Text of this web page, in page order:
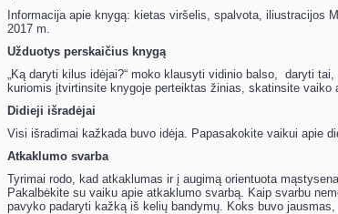
Informacija apie knygą: kietas viršelis, spalvota, iliustracijos
2017 m.
Užduotys perskaičius knygą
„Ką daryti kilus idėjai?“ moko klausyti vidinio balso, daryti
kuriomis įtvirtinsite knygoje perteiktas žinias, skatinsite
Didieji išradėjai
Visi išradimai kažkada buvo idėja. Papasakokite vaikui apie
Atkaklumo svarba
Tyrimai rodo, kad atkaklumas ir į augimą orientuota
Pakalbėkite su vaiku apie atkaklumo svarbą. Kaip svarbu
pavyko padaryti kažką iš kelių bandymų. Koks buvo